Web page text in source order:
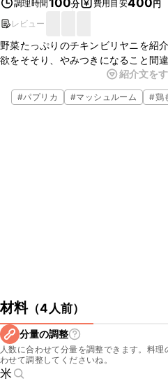
調理時間 分 費用目安
円
レビュー
野菜たっぷりのチキンビリヤニを紹
欲をそそり、やみつきになること間
り、晩ごはんやパーティーメニュー
具材で様々なアレンジをすることが
てみて下さいね。
紹介文を
#パプリカ #マッシュルーム #鶏
材料（4人前）
分量の調整
人数に合わせて分量を調整できます。料
わせて調整してくださいね。
米